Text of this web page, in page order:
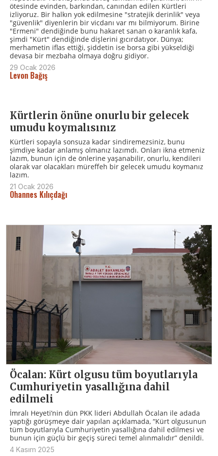
ötesinde evinden, barkından, canından edilen Kürtleri
izliyoruz. Bir halkın yok edilmesine "stratejik derinlik" veya
"güvenlik" diyenlerin bir vicdanı var mı bilmiyorum. Birine
"Ermeni" dendiğinde bunu hakaret sanan o karanlık kafa,
şimdi "Kürt" dendiğinde dişlerini gıcırdatıyor. Dünya;
merhametin iflas ettiği, şiddetin ise borsa gibi yükseldiği
devasa bir mezbaha olmaya doğru gidiyor.
29 Ocak 2026
Levon Bağış
Kürtlerin önüne onurlu bir gelecek
umudu koymalısınız
Kürtleri sopayla sonsuza kadar sindiremezsiniz, bunu
şimdiye kadar anlamış olmanız lazımdı. Onları ikna etmeniz
lazım, bunun için de önlerine yaşanabilir, onurlu, kendileri
olarak var olacakları müreffeh bir gelecek umudu koymanız
lazım.
21 Ocak 2026
Ohannes Kılıçdağı
Öcalan: Kürt olgusu tüm boyutlarıyla
Cumhuriyetin yasallığına dahil
edilmeli
İmralı Heyeti’nin dün PKK lideri Abdullah Öcalan ile adada
yaptığı görüşmeye dair yapılan açıklamada, “Kürt olgusunun
tüm boyutlarıyla Cumhuriyetin yasallığına dahil edilmesi ve
bunun için güçlü bir geçiş süreci temel alınmalıdır” denildi.
4 Kasım 2025